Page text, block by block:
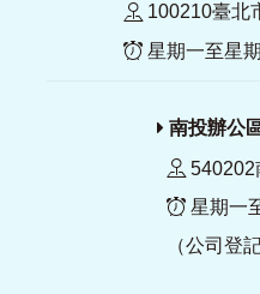
100210臺北
星期一至星
南投辦公
540202
星期一
（公司登